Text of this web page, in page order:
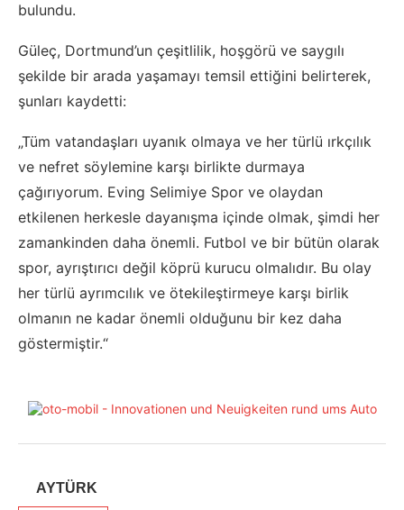
bulundu.
Güleç, Dortmund’un çeşitlilik, hoşgörü ve saygılı
şekilde bir arada yaşamayı temsil ettiğini belirterek,
şunları kaydetti:
„Tüm vatandaşları uyanık olmaya ve her türlü ırkçılık
ve nefret söylemine karşı birlikte durmaya
çağırıyorum. Eving Selimiye Spor ve olaydan
etkilenen herkesle dayanışma içinde olmak, şimdi her
zamankinden daha önemli. Futbol ve bir bütün olarak
spor, ayrıştırıcı değil köprü kurucu olmalıdır. Bu olay
her türlü ayrımcılık ve ötekileştirmeye karşı birlik
olmanın ne kadar önemli olduğunu bir kez daha
göstermiştir.“
AYTÜRK